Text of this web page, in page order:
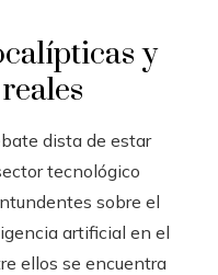
y
dista de estar
tecnológico
sobre el
artificial en el
ellos se encuentra